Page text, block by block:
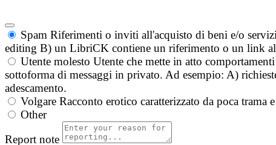
Spam Riferimenti o inviti all'acquisto di beni e/o
editing B) un LibriCK contiene un riferimento o un link
Utente molesto Utente che mette in atto
sottoforma di messaggi in privato. Ad esempio: A)
adescamento.
Volgare Racconto erotico caratterizzato da poca
Other
Report note